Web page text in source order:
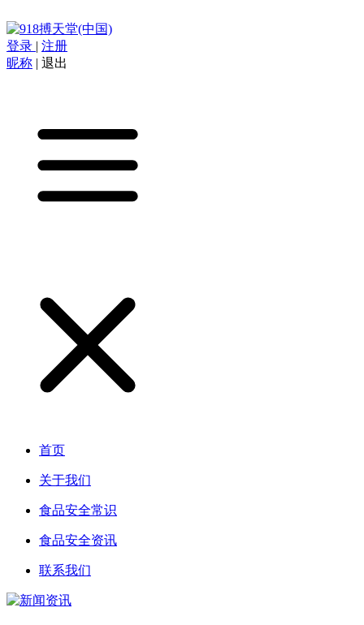
登录 | 注册
昵称 | 退出
首页
关于我们
食品安全常识
食品安全资讯
联系我们